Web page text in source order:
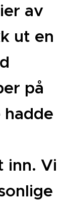
av
ut en
på
inn. Vi